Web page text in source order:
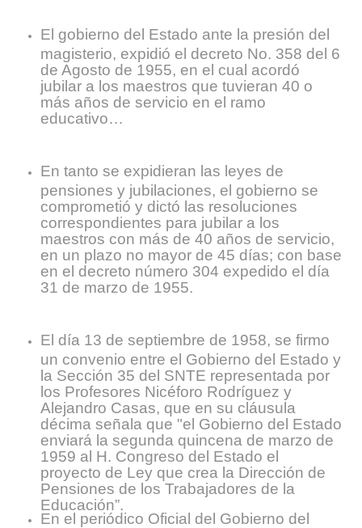
El gobierno del Estado ante la presión del
magisterio, expidió el decreto No. 358 del 6
de Agosto de 1955, en el cual acordó
jubilar a los maestros que tuvieran 40 o
más años de servicio en el ramo
educativo…
En tanto se expidieran las leyes de
pensiones y jubilaciones, el gobierno se
comprometió y dictó las resoluciones
correspondientes para jubilar a los
maestros con más de 40 años de servicio,
en un plazo no mayor de 45 días; con base
en el decreto número 304 expedido el día
31 de marzo de 1955.
El día 13 de septiembre de 1958, se firmo
un convenio entre el Gobierno del Estado y
la Sección 35 del SNTE representada por
los Profesores Nicéforo Rodríguez y
Alejandro Casas, que en su cláusula
décima señala que "el Gobierno del Estado
enviará la segunda quincena de marzo de
1959 al H. Congreso del Estado el
proyecto de Ley que crea la Dirección de
Pensiones de los Trabajadores de la
Educación”.
En el periódico Oficial del Gobierno del